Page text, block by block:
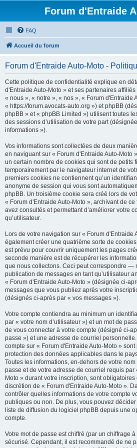
Forum d'Entraide
FAQ
Accueil du forum
Forum d'Entraide Auto-Moto -
Cette politique de confidentialité explique en
d'Entraide Auto-Moto » et ses partenaires
« nous », « notre », « nos », « Forum d'Entraide
« https://forum.avocats-auto.org ») et phpBB
phpBB » et « phpBB Limited ») utilisent toutes
des sessions d’utilisation de votre part
informations »).
Vos informations sont collectées de deux
en naviguant sur « Forum d'Entraide Auto-Moto
un certain nombre de cookies qui sont de petits
temporairement par le navigateur internet de
premiers cookies ne contiennent qu’un
anonyme de session qui vous sont
phpBB. Un troisième cookie sera créé lors de
« Forum d'Entraide Auto-Moto », archivant de
avez consultés et permettant d’améliorer votre
qu’utilisateur.
Lors de votre navigation sur « Forum d'Entraide
également créer une quatrième sorte de
est prévu pour couvrir uniquement les pages
seconde manière est de récupérer les
que nous collectons. Ceci peut correspondre —
publication de messages en tant qu’utilisateur
« Forum d'Entraide Auto-Moto » (désignée ci-
messages que vous publiez après votre
(désignés ci-après par « vos messages »).
Votre compte contiendra au minimum un
par « votre nom d’utilisateur ») et un mot de
de vous connecter à votre compte (désigné ci-
passe ») et une adresse de courriel
compte sur « Forum d'Entraide Auto-Moto »
protection des données applicables dans le
Toutes les informations, en-dehors de votre nom
passe et de votre adresse de courriel requis par
Moto » durant votre inscription, sont
discrétion de « Forum d'Entraide Auto-Moto ».
contrôler quelles informations de votre compte
publiques ou non. De plus, vous pouvez
liste de diffusion du logiciel phpBB depuis une
compte.
Votre mot de passe est chiffré (par un chiffrage
sécurisé. Cependant, il est recommandé de ne